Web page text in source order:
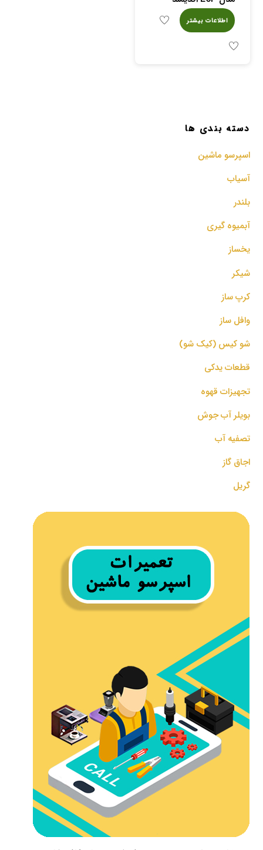
اطلاعات بیشتر
دسته بندی ها
اسپرسو‌ ماشین
آسیاب
بلندر
آبمیوه گیری
یخساز
شیکر
کرپ ساز
وافل ساز
شو کیس (کیک شو)
قطعات یدکی
تجهیزات قهوه
بویلر آب جوش
تصفیه آب
اجاق گاز
گریل